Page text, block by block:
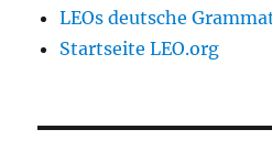
LEOs deutsche
Startseite LEO.org